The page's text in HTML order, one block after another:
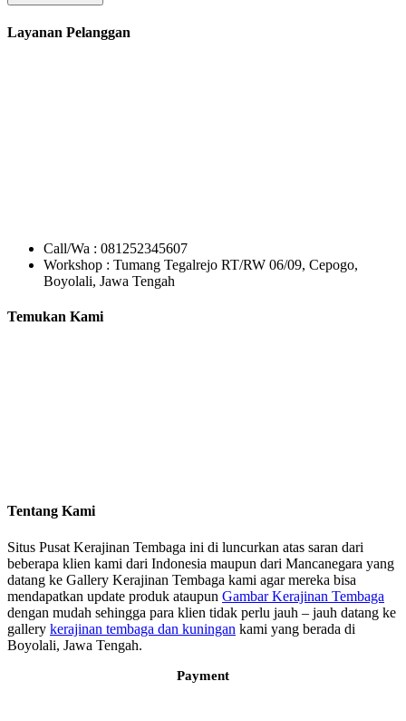
Layanan Pelanggan
Call/Wa : 081252345607
Workshop : Tumang Tegalrejo RT/RW 06/09, Cepogo,
Boyolali, Jawa Tengah
Temukan Kami
Tentang Kami
Situs Pusat Kerajinan Tembaga ini di luncurkan atas saran dari
beberapa klien kami dari Indonesia maupun dari Mancanegara yang
datang ke Gallery Kerajinan Tembaga kami agar mereka bisa
mendapatkan update produk ataupun Gambar Kerajinan Tembaga
dengan mudah sehingga para klien tidak perlu jauh – jauh datang ke
gallery kerajinan tembaga dan kuningan kami yang berada di
Boyolali, Jawa Tengah.
Payment